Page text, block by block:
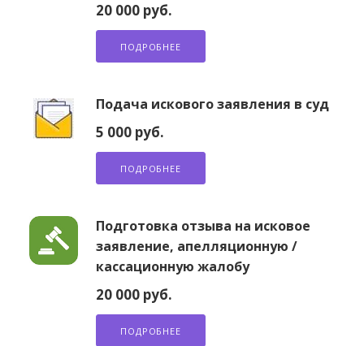
20 000 руб.
ПОДРОБНЕЕ
Подача искового заявления в суд
5 000 руб.
ПОДРОБНЕЕ
Подготовка отзыва на исковое
заявление, апелляционную /
кассационную жалобу
20 000 руб.
ПОДРОБНЕЕ